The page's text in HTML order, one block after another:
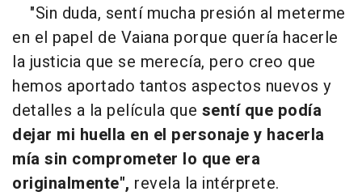
"Sin duda, sentí mucha presión al meterme
en el papel de Vaiana porque quería hacerle
la justicia que se merecía, pero creo que
hemos aportado tantos aspectos nuevos y
detalles a la película que sentí que podía
dejar mi huella en el personaje y hacerla
mía sin comprometer lo que era
originalmente", revela la intérprete.